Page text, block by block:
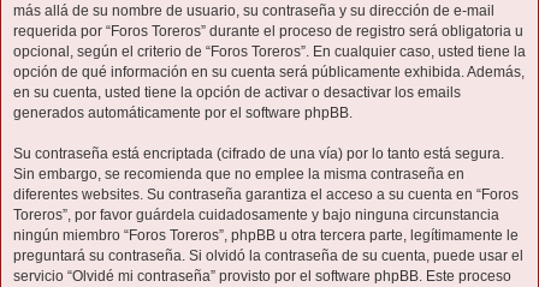
más allá de su nombre de usuario, su contraseña y su dirección de e-mail
requerida por “Foros Toreros” durante el proceso de registro será obligatoria u
opcional, según el criterio de “Foros Toreros”. En cualquier caso, usted tiene la
opción de qué información en su cuenta será públicamente exhibida. Además,
en su cuenta, usted tiene la opción de activar o desactivar los emails
generados automáticamente por el software phpBB.
Su contraseña está encriptada (cifrado de una vía) por lo tanto está segura.
Sin embargo, se recomienda que no emplee la misma contraseña en
diferentes websites. Su contraseña garantiza el acceso a su cuenta en “Foros
Toreros”, por favor guárdela cuidadosamente y bajo ninguna circunstancia
ningún miembro “Foros Toreros”, phpBB u otra tercera parte, legítimamente le
preguntará su contraseña. Si olvidó la contraseña de su cuenta, puede usar el
servicio “Olvidé mi contraseña” provisto por el software phpBB. Este proceso